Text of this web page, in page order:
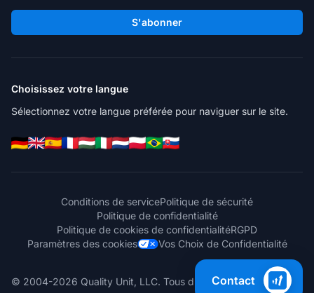
S'abonner
Choisissez votre langue
Sélectionnez votre langue préférée pour naviguer sur le site.
Conditions de servicePolitique de sécurité
Politique de confidentialité
Politique de cookies de confidentialitéRGPD
Paramètres des cookies
Vos Choix de Confidentialité
© 2004-2026 Quality Unit, LLC. Tous droits réservés.
Contact